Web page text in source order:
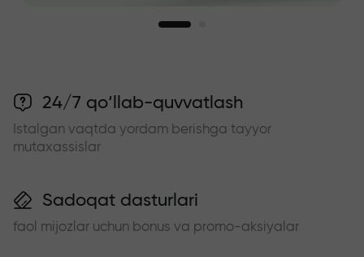
24/7 qo‘llab-quvvatlash
Istalgan vaqtda yordam berishga tayyor
mutaxassislar
Sadoqat dasturlari
faol mijozlar uchun bonus va promo-aksiyalar